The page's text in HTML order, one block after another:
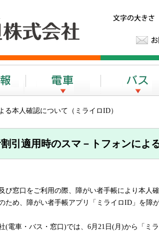
本人確認について（ミライロID）
引適用時のスマ－トフォンによ
窓口をご利用の際、障がい者手帳により本人
ため、障がい者手帳アプリ「ミライロID」を障
(電車・バス・窓口)では、6月21日(月)から「ミ